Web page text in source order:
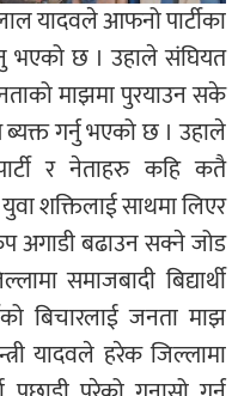
यादवले आफनो पार्टीका
भएको छ । उहाले संघियत
माझमा पुरयाउन सके
ब्यक्त गर्नु भएको छ । उहाले
र नेताहरु कहि कतै
शक्तिलाई साथमा लिएर
अगाडी बढाउन सक्ने जोड
समाजबादी बिद्यार्थी
बिचारलाई जनता माझ
यादवले हरेक जिल्लामा